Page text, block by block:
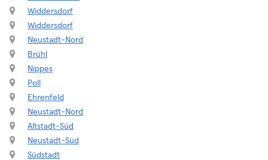
Widdersdorf
Widdersdorf
Neustadt-Nord
Brühl
Nippes
Poll
Ehrenfeld
Neustadt-Nord
Altstadt-Süd
Neustadt-Süd
Südstadt